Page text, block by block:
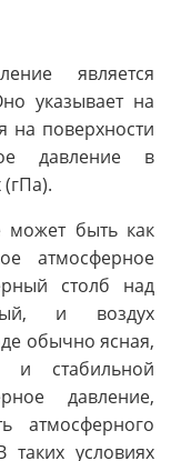
является
указывает на
на поверхности
давление в
может быть как
атмосферное
столб над
и воздух
обычно ясная,
стабильной
давление,
атмосферного
таких условиях